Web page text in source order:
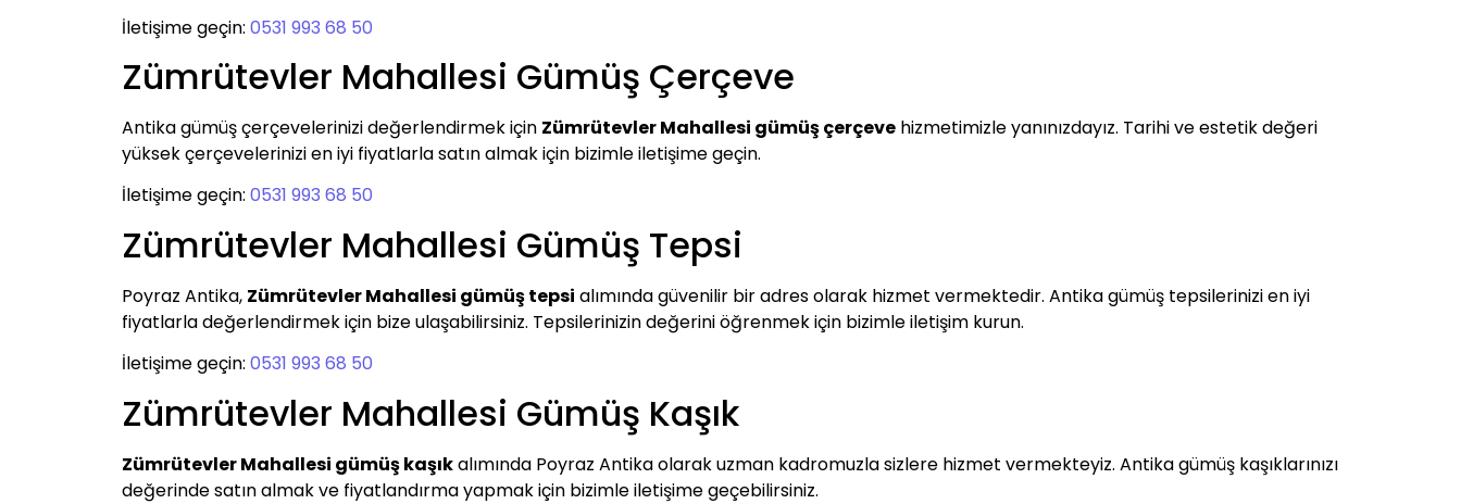
İletişime geçin: 0531 993 68 50
Zümrütevler Mahallesi Gümüş Çerçeve
Antika gümüş çerçevelerinizi değerlendirmek için Zümrütevler Mahallesi gümüş çerçeve hizmetimizle yanınızdayız. Tarihi ve estetik değeri
yüksek çerçevelerinizi en iyi fiyatlarla satın almak için bizimle iletişime geçin.
İletişime geçin: 0531 993 68 50
Zümrütevler Mahallesi Gümüş Tepsi
Poyraz Antika, Zümrütevler Mahallesi gümüş tepsi alımında güvenilir bir adres olarak hizmet vermektedir. Antika gümüş tepsilerinizi en iyi
fiyatlarla değerlendirmek için bize ulaşabilirsiniz. Tepsilerinizin değerini öğrenmek için bizimle iletişim kurun.
İletişime geçin: 0531 993 68 50
Zümrütevler Mahallesi Gümüş Kaşık
Zümrütevler Mahallesi gümüş kaşıkalımında Poyraz Antika olarak uzman kadromuzla sizlere hizmet vermekteyiz. Antika gümüş kaşıklarınızı
değerinde satın almak ve fiyatlandırma yapmak için bizimle iletişime geçebilirsiniz.